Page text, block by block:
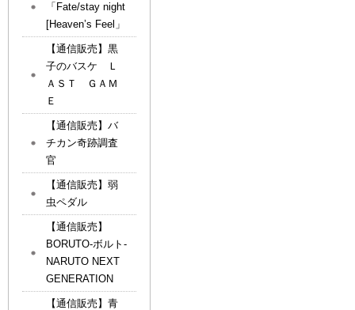
「Fate/stay night
[Heaven’s Feel」
【通信販売】黒
子のバスケ Ｌ
ＡＳＴ ＧＡＭ
Ｅ
【通信販売】バ
チカン奇跡調査
官
【通信販売】弱
虫ペダル
【通信販売】
BORUTO-ボルト-
NARUTO NEXT
GENERATION
【通信販売】青